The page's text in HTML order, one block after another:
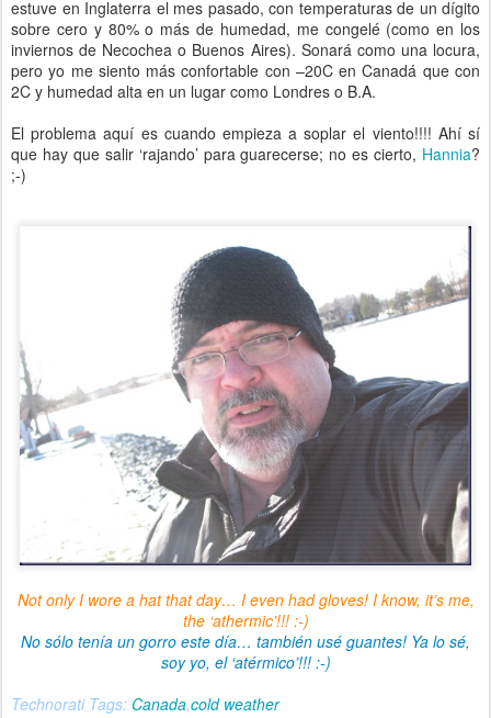
estuve en Inglaterra el mes pasado, con temperaturas de un dígito
sobre cero y 80% o más de humedad, me congelé (como en los
inviernos de Necochea o Buenos Aires). Sonará como una locura,
pero yo me siento más confortable con –20C en Canadá que con
2C y humedad alta en un lugar como Londres o B.A.
El problema aquí es cuando empieza a soplar el viento!!!! Ahí sí
que hay que salir ‘rajando’ para guarecerse; no es cierto, Hannia?
;-)
Not only I wore a hat that day… I even had gloves! I know, it’s me,
the ‘athermic’!!! :-)
No sólo tenía un gorro este día… también usé guantes! Ya lo sé,
soy yo, el ‘atérmico’!!! :-)
Technorati Tags: Canada,cold weather